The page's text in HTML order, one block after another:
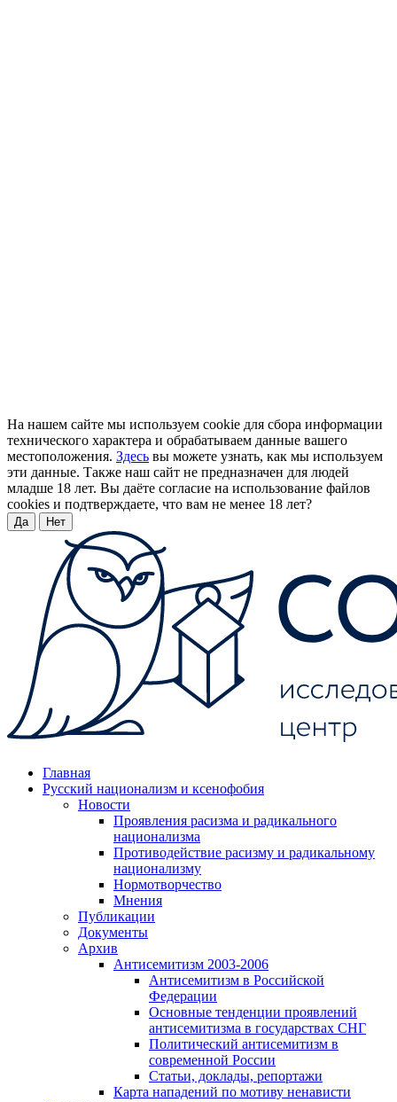
На нашем сайте мы используем cookie для сбора информации
технического характера и обрабатываем данные вашего
местоположения. Здесь вы можете узнать, как мы используем
эти данные. Также наш сайт не предназначен для людей
младше 18 лет. Вы даёте согласие на использование файлов
cookies и подтверждаете, что вам не менее 18 лет?
Да Нет
Главная
Русский национализм и ксенофобия
Новости
Проявления расизма и радикального
национализма
Противодействие расизму и радикальному
национализму
Нормотворчество
Мнения
Публикации
Документы
Архив
Антисемитизм 2003-2006
Антисемитизм в Российской
Федерации
Основные тенденции проявлений
антисемитизма в государствах СНГ
Политический антисемитизм в
современной России
Статьи, доклады, репортажи
Карта нападений по мотиву ненависти